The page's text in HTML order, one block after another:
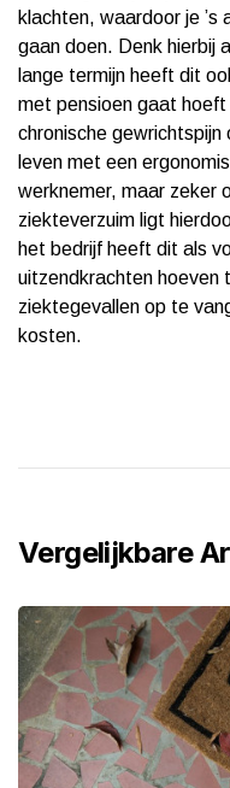
klachten, waardoor je
gaan doen. Denk hierbij
lange termijn heeft dit
met pensioen gaat
chronische
leven met een
werknemer, maar zeker
ziekteverzuim ligt
het bedrijf heeft dit als
uitzendkrachten hoeven
ziektegevallen op te
kosten.
Vergelijkbare